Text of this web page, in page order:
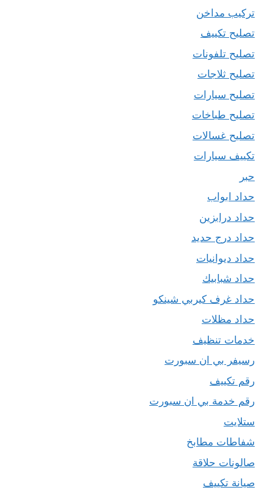
تركيب مداخن
تصليح تكييف
تصليح تلفونات
تصليح ثلاجات
تصليح سيارات
تصليح طباخات
تصليح غسالات
تكييف سيارات
حبر
حداد ابواب
حداد درابزين
حداد درج حديد
حداد ديوانيات
حداد شبابيك
حداد غرف كيربي شينكو
حداد مظلات
خدمات تنظيف
رسيفر بي ان سبورت
رقم تكييف
رقم خدمة بي ان سبورت
ستلايت
شفاطات مطابخ
صالونات حلاقة
صيانة تكييف